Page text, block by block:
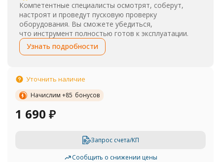
Компетентные специалисты осмотрят, соберут,
настроят и проведут пусковую проверку
оборудования. Вы сможете убедиться,
что инструмент полностью готов к эксплуатации.
Узнать подробности
Уточнить наличие
Начислим +85 бонусов
1 690 ₽
Запрос счета/КП
Сообщить о снижении цены